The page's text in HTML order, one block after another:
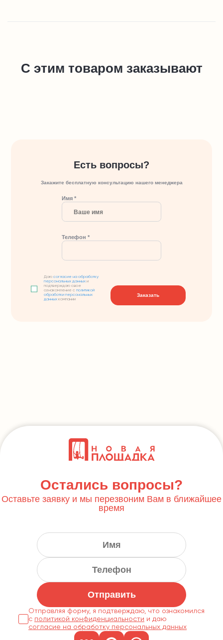
С этим товаром заказывают
Есть вопросы?
Закажите бесплатную консультацию нашего менеджера
Имя *
Телефон *
Даюсогласие на обработку
персональных данных и
подтверждаю свое
ознакомление сполитикой
обработки персональных
данных компании
Заказать
Остались вопросы?
Оставьте заявку и мы перезвоним Вам в ближайшее
время
Отправить
Отправляя форму, я подтверждаю, что ознакомился
с политикой конфиденциальности
согласие на обработку персональных данных